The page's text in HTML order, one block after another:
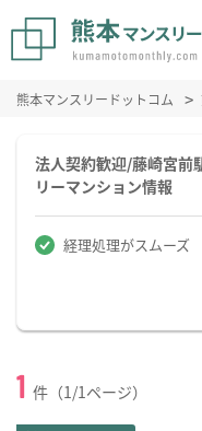
熊本マンスリードットコム
法人契約歓迎/藤崎宮前
リーマンション情報
経理処理がスムーズ
1 件（1/1ページ）